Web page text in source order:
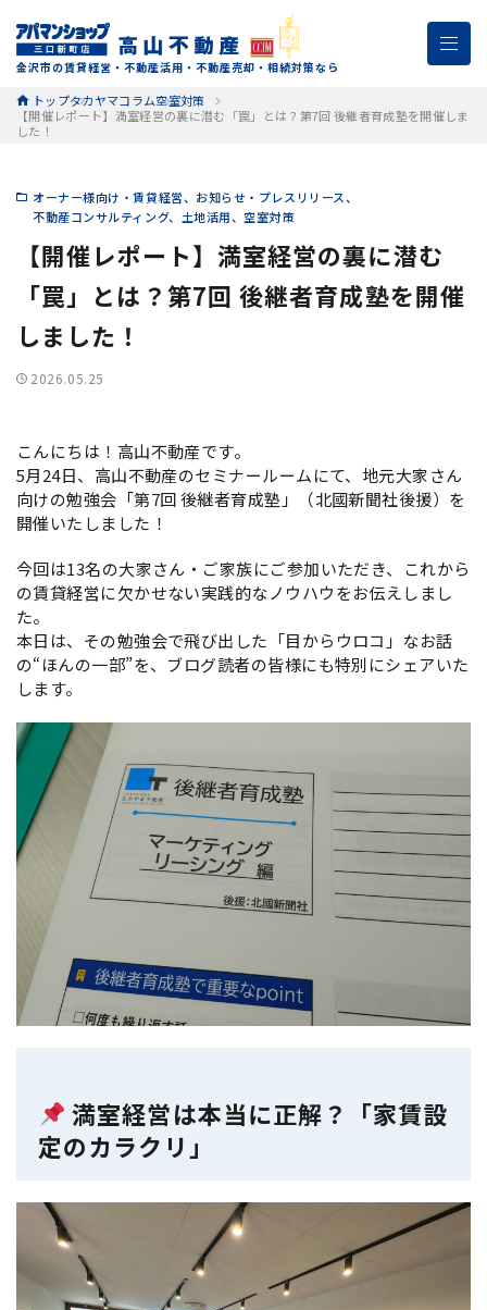
金沢市の賃貸経営・不動産活用・不動産売却・相続対策なら
トップタカヤマコラム空室対策
【開催レポート】満室経営の裏に潜む「罠」とは？第7回 後継者育成塾を開催しま
した！
オーナー様向け・賃貸経営
お知らせ・プレスリリース
不動産コンサルティング
土地活用 空室対策
【開催レポート】満室経営の裏に潜む
「罠」とは？第7回 後継者育成塾を開催
しました！
2026.05.25
こんにちは！高山不動産です。
5月24日、高山不動産のセミナールームにて、地元大家さん
向けの勉強会「第7回 後継者育成塾」（北國新聞社後援）を
開催いたしました！
今回は13名の大家さん・ご家族にご参加いただき、これから
の賃貸経営に欠かせない実践的なノウハウをお伝えしまし
た。
本日は、その勉強会で飛び出した「目からウロコ」なお話
の“ほんの一部”を、ブログ読者の皆様にも特別にシェアいた
します。
満室経営は本当に正解？「家賃設
定のカラクリ」